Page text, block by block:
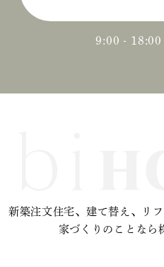
9:00 -
新築注文住宅、建て替え、リ
家づくりのことなら